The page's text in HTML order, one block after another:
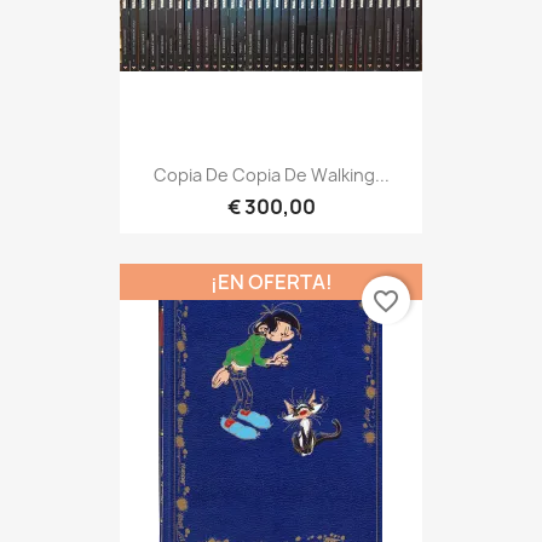
Copia De Copia De Walking...
€ 300,00
¡EN OFERTA!
favorite_border